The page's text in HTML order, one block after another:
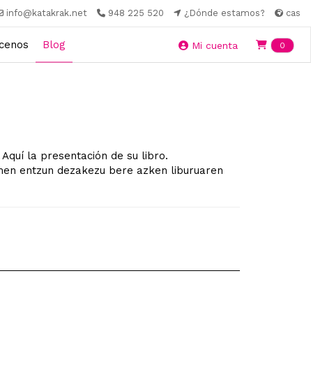
info@katakrak.net 948 225 520 ¿Dónde estamos? cas
Blog Mi cuenta 0
la presentación de su libro.
entzun dezakezu bere azken liburuaren